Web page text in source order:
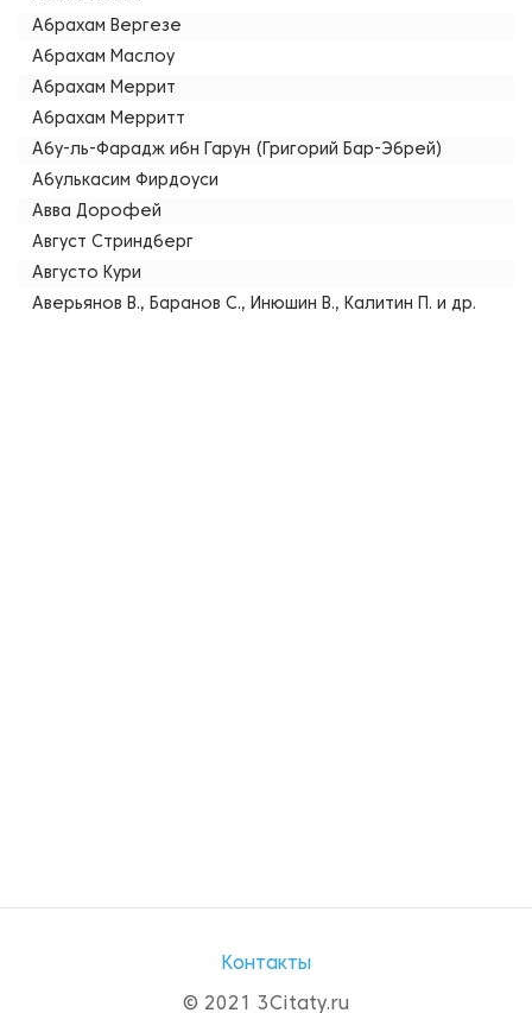
Абрахам Вергезе
Абрахам Маслоу
Абрахам Меррит
Абрахам Мерритт
Абу-ль-Фарадж ибн Гарун (Григорий Бар-Эбрей)
Абулькасим Фирдоуси
Авва Дорофей
Август Стриндберг
Августо Кури
Аверьянов В., Баранов С., Инюшин В., Калитин П. и др.
Контакты
© 2021 3Citaty.ru